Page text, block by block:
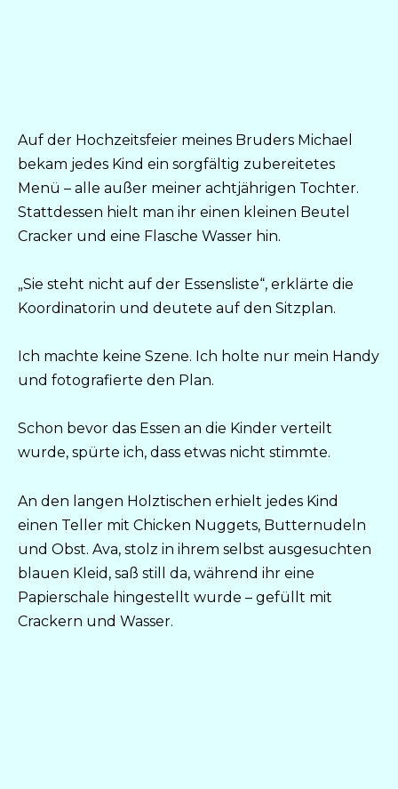
Auf der Hochzeitsfeier meines Bruders Michael
bekam jedes Kind ein sorgfältig zubereitetes
Menü – alle außer meiner achtjährigen Tochter.
Stattdessen hielt man ihr einen kleinen Beutel
Cracker und eine Flasche Wasser hin.
„Sie steht nicht auf der Essensliste“, erklärte die
Koordinatorin und deutete auf den Sitzplan.
Ich machte keine Szene. Ich holte nur mein Handy
und fotografierte den Plan.
Schon bevor das Essen an die Kinder verteilt
wurde, spürte ich, dass etwas nicht stimmte.
An den langen Holztischen erhielt jedes Kind
einen Teller mit Chicken Nuggets, Butternudeln
und Obst. Ava, stolz in ihrem selbst ausgesuchten
blauen Kleid, saß still da, während ihr eine
Papierschale hingestellt wurde – gefüllt mit
Crackern und Wasser.